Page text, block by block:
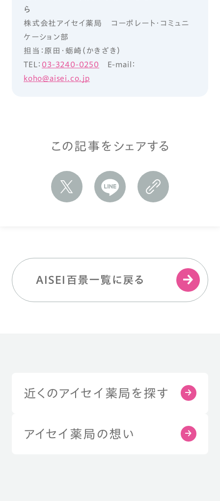
ら
株式会社アイセイ薬局 コーポレート・コミュニ
ケーション部
担当：原田・蛎崎（かきざき）
TEL： 03-3240-0250
E-mail：
koho@aisei.co.jp
この記事をシェアする
AISEI百景一覧に戻る
近くのアイセイ薬局を探す
アイセイ薬局の想い